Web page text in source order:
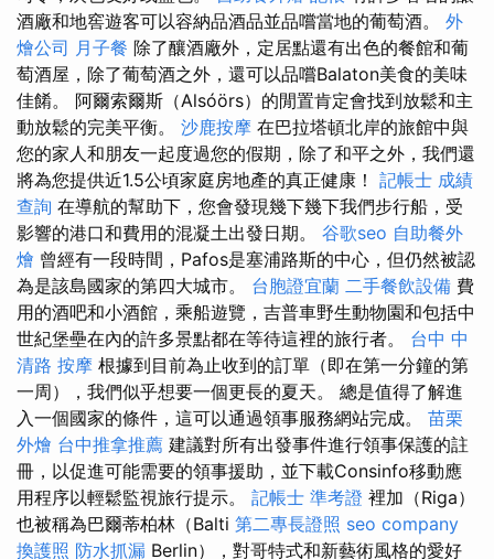
酒廠和地窖遊客可以容納品酒品並品嚐當地的葡萄酒。 外
燴公司 月子餐 除了釀酒廠外，定居點還有出色的餐館和葡
萄酒屋，除了葡萄酒之外，還可以品嚐Balaton美食的美味
佳餚。 阿爾索爾斯（Alsóörs）的閒置肯定會找到放鬆和主
動放鬆的完美平衡。 沙鹿按摩 在巴拉塔頓北岸的旅館中與
您的家人和朋友一起度過您的假期，除了和平之外，我們還
將為您提供近1.5公頃家庭房地產的真正健康！ 記帳士 成績
查詢 在導航的幫助下，您會發現幾下幾下我們步行船，受
影響的港口和費用的混凝土出發日期。 谷歌seo 自助餐外
燴 曾經有一段時間，Pafos是塞浦路斯的中心，但仍然被認
為是該島國家的第四大城市。 台胞證宜蘭 二手餐飲設備 費
用的酒吧和小酒館，乘船遊覽，吉普車野生動物園和包括中
世紀堡壘在內的許多景點都在等待這裡的旅行者。 台中 中
清路 按摩 根據到目前為止收到的訂單（即在第一分鐘的第
一周），我們似乎想要一個更長的夏天。 總是值得了解進
入一個國家的條件，這可以通過領事服務網站完成。 苗栗
外燴 台中推拿推薦 建議對所有出發事件進行領事保護的註
冊，以促進可能需要的領事援助，並下載Consinfo移動應
用程序以輕鬆監視旅行提示。 記帳士 準考證 裡加（Riga）
也被稱為巴爾蒂柏林（Balti 第二專長證照 seo company
換護照 防水抓漏 Berlin），對哥特式和新藝術風格的愛好